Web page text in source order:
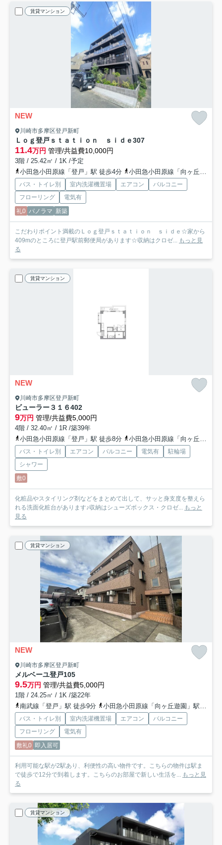
賃貸マンション
NEW
川崎市多摩区登戸新町
Ｌｏｇ登戸ｓｔａｔｉｏｎ ｓｉｄｅ307
11.4万円 管理/共益費10,000円
3階 / 25.42㎡ / 1K /予定
小田急小田原線「登戸」駅 徒歩4分
小田急小田原線「向ヶ丘遊園」駅 徒歩11分
バス・トイレ別 室内洗濯機置場 エアコン
バルコニー
フローリング
電気有
礼0 パノラマ 新築
こだわりポイント満載のＬｏｇ登戸ｓｔａｔｉｏｎ ｓｉｄｅ☆家から
409mのところに登戸駅前郵便局があります☆収納はクロゼ... もっと見
る
賃貸マンション
NEW
川崎市多摩区登戸新町
ビューラー３１６402
9万円 管理/共益費5,000円
4階 / 32.40㎡ / 1R /築39年
小田急小田原線「登戸」駅 徒歩8分
小田急小田原線「向ヶ丘遊園」駅 徒歩12分
バス・トイレ別 エアコン バルコニー 電気有
駐輪場
シャワー
敷0
化粧品やスタイリング剤などをまとめて出して、サッと身支度を整えら
れる洗面化粧台があります♪収納はシューズボックス・クロゼ... もっと
見る
賃貸マンション
NEW
川崎市多摩区登戸新町
メルベーユ登戸105
9.5万円 管理/共益費5,000円
1階 / 24.25㎡ / 1K /築22年
南武線「登戸」駅 徒歩9分
小田急小田原線「向ヶ丘遊園」駅 徒歩12分
バス・トイレ別 室内洗濯機置場 エアコン
バルコニー
フローリング
電気有
敷礼0 即入居可
利用可能な駅が2駅あり、利便性の高い物件です。こちらの物件は駅ま
で徒歩で12分で到着します。こちらのお部屋で新しい生活を... もっと見
る
賃貸マンション